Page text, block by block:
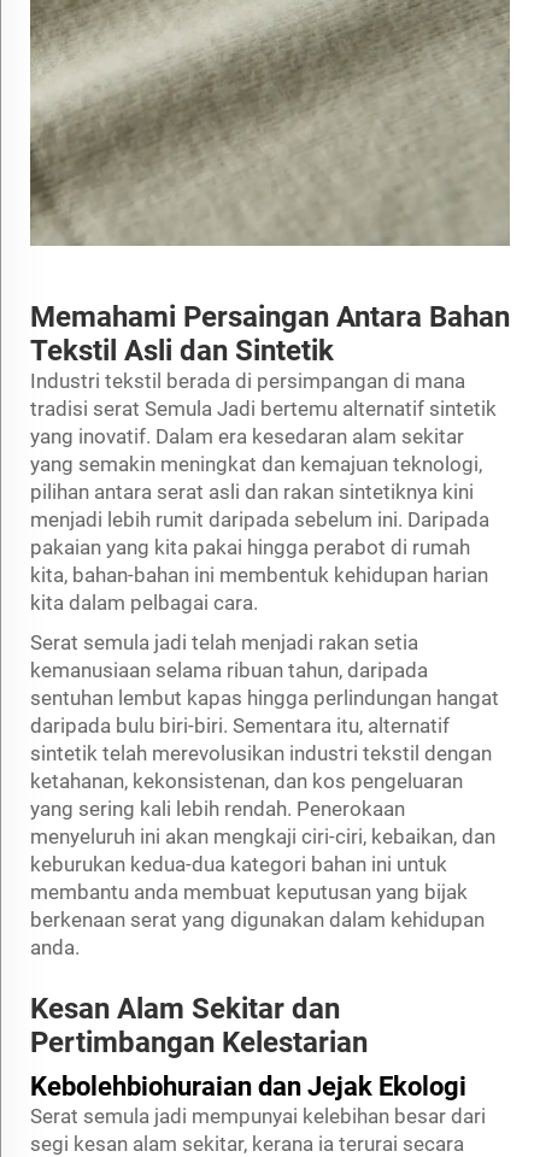
Memahami Persaingan Antara Bahan
Tekstil Asli dan Sintetik
Industri tekstil berada di persimpangan di mana
tradisi serat Semula Jadi bertemu alternatif sintetik
yang inovatif. Dalam era kesedaran alam sekitar
yang semakin meningkat dan kemajuan teknologi,
pilihan antara serat asli dan rakan sintetiknya kini
menjadi lebih rumit daripada sebelum ini. Daripada
pakaian yang kita pakai hingga perabot di rumah
kita, bahan-bahan ini membentuk kehidupan harian
kita dalam pelbagai cara.
Serat semula jadi telah menjadi rakan setia
kemanusiaan selama ribuan tahun, daripada
sentuhan lembut kapas hingga perlindungan hangat
daripada bulu biri-biri. Sementara itu, alternatif
sintetik telah merevolusikan industri tekstil dengan
ketahanan, kekonsistenan, dan kos pengeluaran
yang sering kali lebih rendah. Penerokaan
menyeluruh ini akan mengkaji ciri-ciri, kebaikan, dan
keburukan kedua-dua kategori bahan ini untuk
membantu anda membuat keputusan yang bijak
berkenaan serat yang digunakan dalam kehidupan
anda.
Kesan Alam Sekitar dan
Pertimbangan Kelestarian
Kebolehbiohuraian dan Jejak Ekologi
Serat semula jadi mempunyai kelebihan besar dari
segi kesan alam sekitar, kerana ia terurai secara